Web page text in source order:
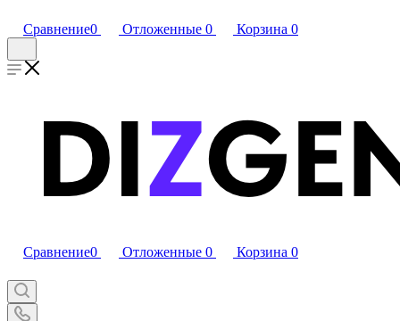
Сравнение0 Отложенные 0 Корзина 0
Сравнение0 Отложенные 0 Корзина 0